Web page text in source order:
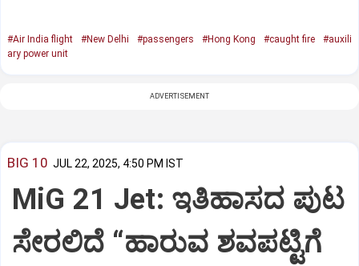
#Air India flight #New Delhi #passengers #Hong Kong #caught fire
#auxili
ary power unit
ADVERTISEMENT
BIG 10 JUL 22, 2025, 4:50 PM IST
MiG 21 Jet: ಇತಿಹಾಸದ ಪುಟ
ಸೇರಲಿದೆ “ಹಾರುವ ಶವಪಟ್ಟಿಗೆ